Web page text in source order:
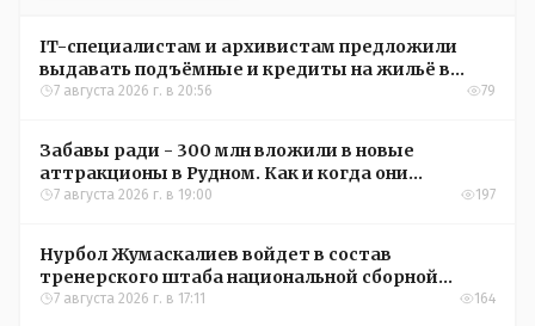
IT-специалистам и архивистам предложили
выдавать подъёмные и кредиты на жильё в
сёлах Казахстана
7 августа 2026 г. в 20:56 79
Забавы ради - 300 млн вложили в новые
аттракционы в Рудном. Как и когда они
окупятся?
7 августа 2026 г. в 19:00 197
Нурбол Жумаскалиев войдет в состав
тренерского штаба национальной сборной
Казахстана по футболу
7 августа 2026 г. в 17:11 164